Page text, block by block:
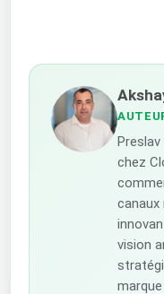
chez
vision